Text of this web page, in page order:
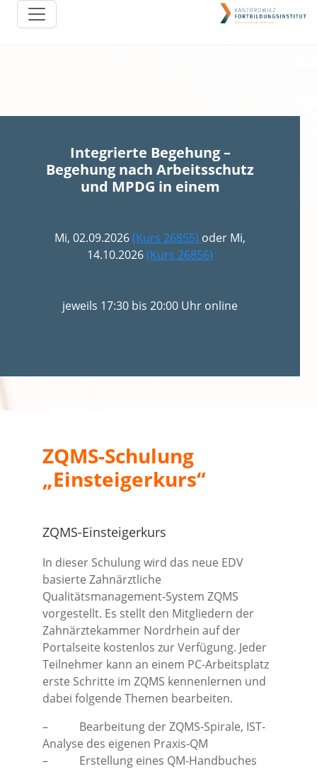
Integrierte Begehung –
Begehung nach Arbeitsschutz
und MPDG in einem
Mi, 02.09.2026(Kurs 26855) oder Mi,
14.10.2026(Kurs 26856)
jeweils 17:30 bis 20:00 Uhr online
ZQMS-Schulung
„Einsteigerkurs“
ZQMS-Einsteigerkurs
In dieser Schulung wird das neue EDV
basierte Zahnärztliche
Qualitätsmanagement-System ZQMS
vorgestellt. Es stellt den Mitgliedern der
Zahnärztekammer Nordrhein auf der
Portalseite kostenlos zur Verfügung. Jeder
Teilnehmer kann an einem PC-Arbeitsplatz
erste Schritte im ZQMS kennenlernen und
dabei folgende Themen bearbeiten.
– Bearbeitung der ZQMS-Spirale, IST-
Analyse des eigenen Praxis-QM
– Erstellung eines QM-Handbuches